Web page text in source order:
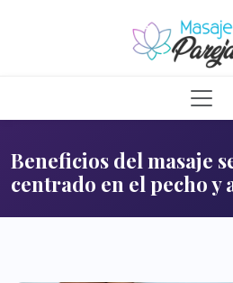
Beneficios del masaje
centrado en el pecho y